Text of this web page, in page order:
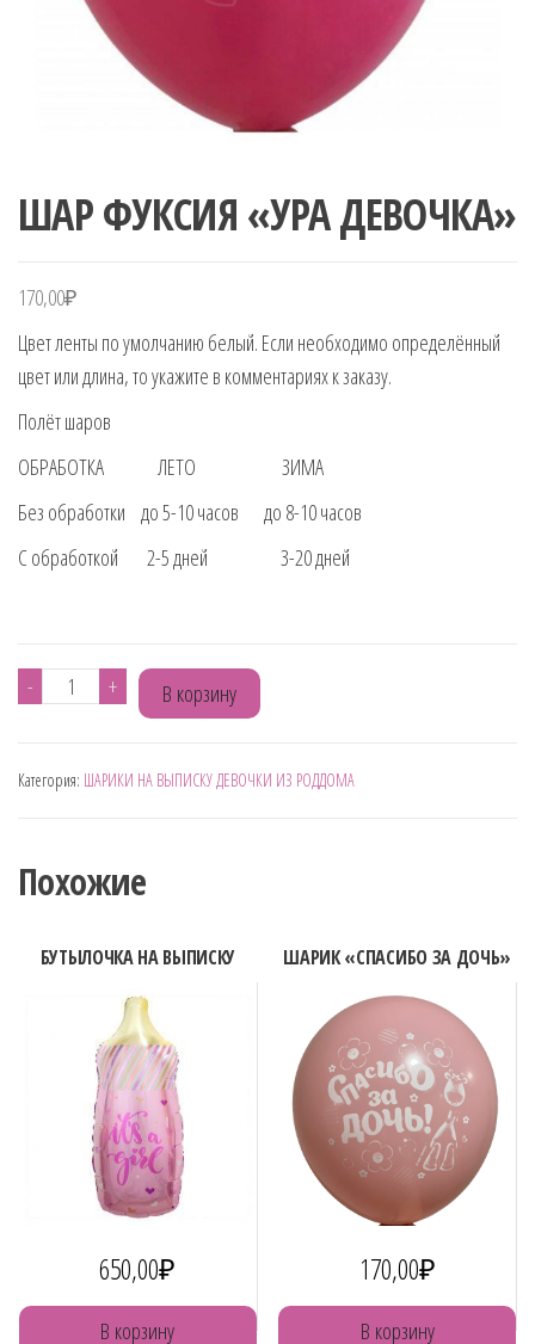
ШАР ФУКСИЯ «УРА ДЕВОЧКА»
170,00₽
Цвет ленты по умолчанию белый. Если необходимо определённый
цвет или длина, то укажите в комментариях к заказу.
Полёт шаров
ОБРАБОТКА ЛЕТО ЗИМА
Без обработки до 5-10 часов до 8-10 часов
С обработкой 2-5 дней 3-20 дней
-
Количество
ФУКСИЯ
+ В корзину
Категория: ШАРИКИ НА ВЫПИСКУ ДЕВОЧКИ ИЗ РОДДОМА
Похожие
БУТЫЛОЧКА НА ВЫПИСКУ
650,00₽
В корзину
ШАРИК «СПАСИБО ЗА ДОЧЬ»
170,00₽
В корзину